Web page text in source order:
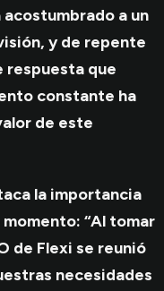
a un
y de repente
respuesta que
constante ha
de este
la importancia
“Al tomar
de Flexi se reunió
necesidades